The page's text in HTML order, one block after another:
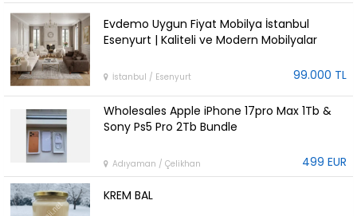
Evdemo Uygun Fiyat Mobilya İstanbul
Esenyurt | Kaliteli ve Modern Mobilyalar
İstanbul / Esenyurt 99.000 TL
Wholesales Apple iPhone 17pro Max 1Tb &
Sony Ps5 Pro 2Tb Bundle
Adıyaman / Çelikhan 499 EUR
KREM BAL